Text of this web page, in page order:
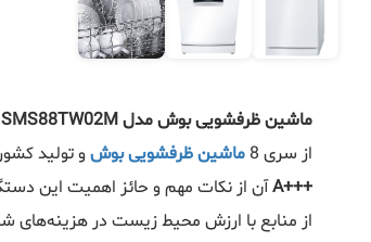
ماشین ظرفشویی بوش مدل SMS88TW02M
از سری 8
ماشین ظرفشویی بوشو تولید کشور آلمان می باشد که
+++A آن از نکات مهم و حائز اهمیت این
از منابع با ارزش محیط زیست در هزینه‌های